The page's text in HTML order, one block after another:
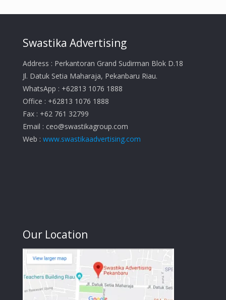
Swastika Advertising
Address : Perkantoran Grand Sudirman Blok D.18
Jl. Datuk Setia Maharaja, Pekanbaru Riau.
WhatsApp : +62813 1076 1888
Office : +62813 1076 1888
Fax : +62 761 32799
Email : ceo@swastikagroup.com
Web : www.swastikaadvertising.com
Our Location